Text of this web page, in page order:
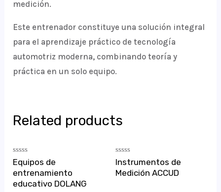
medición.
Este entrenador constituye una solución integral
para el aprendizaje práctico de tecnología
automotriz moderna, combinando teoría y
práctica en un solo equipo.
Related products
Rated
0
out
of
5
Equipos de
entrenamiento
educativo DOLANG
Rated
0
out
Instrumentos de
Medición ACCUD